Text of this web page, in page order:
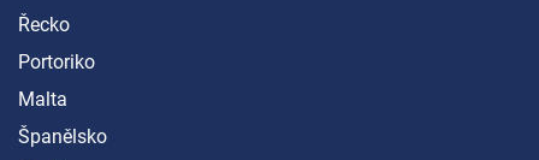
Řecko
Portoriko
Malta
Španělsko